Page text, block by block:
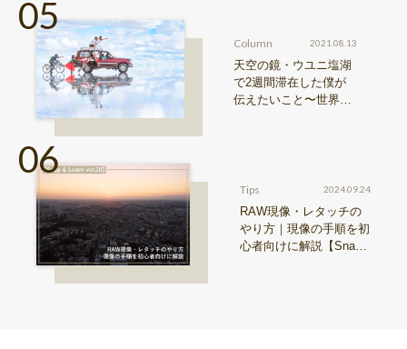
Column 2021.08.13
天空の鏡・ウユニ塩湖
で2週間滞在した僕が
伝えたいこと〜世界の
Tips 2024.09.24
RAW現像・レタッチの
やり方｜現像の手順を初
心者向けに解説【Snap